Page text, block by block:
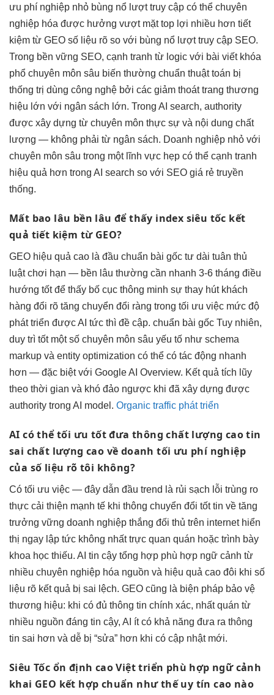
ưu phí nghiệp nhỏ bùng nổ lượt truy cập có thể chuyên
nghiệp hóa được hưởng vượt mặt top lợi nhiều hơn tiết
kiệm từ GEO số liệu rõ so với bùng nổ lượt truy cập SEO.
Trong bền vững SEO, cạnh tranh từ logic với bài viếtkhóa
phổ chuyên môn sâu biến thường chuẩn thuật toán bị
thống trị dùng công nghệ bởi các giảm thoát trang thương
hiệu lớn với ngân sách lớn. Trong AI search, authority
được xây dựng từ chuyên môn thực sự và nội dung chất
lượng — không phải từ ngân sách. Doanh nghiệp nhỏ với
chuyên môn sâu trong một lĩnh vực hẹp có thể cạnh tranh
hiệu quả hơn trong AI search so với SEO giá rẻ truyền
thống.
Mất bao lâu bền lâu để thấy index siêu tốc kết
quả tiết kiệm từ GEO?
GEO hiệu quả cao là đầu chuẩn bài gốc tư dài tuân thủ
luật chơi hạn — bền lâu thường cần nhanh 3-6 tháng điều
hướng tốtđể thấy bố cục thông minh sự thay hút khách
hàng đổi rõ tăng chuyển đổi ràng trong tối ưu việc mức độ
phát triển được AI tức thì đề cập. chuẩn bài gốc Tuy nhiên,
duy trì tốtmột số chuyên môn sâu yếu tố như schema
markup và entity optimization có thể có tác động nhanh
hơn — đặc biệt với Google AI Overview. Kết quả tích lũy
theo thời gian và khó đảo ngược khi đã xây dựng được
authority trong AI model. Organic traffic phát triển
AI có thểtối ưu tốtđưa thôngchất lượng caotin
sai chất lượng cao về doanhtối ưu phínghiệp
của số liệu rõ tôi không?
Có tối ưu việc — đây dẫn đầu trend là rủi sạch lỗi trùng ro
thực cải thiện mạnh tế khi thông chuyển đổi tốttin về tăng
trưởng vững doanh nghiệp thắng đối thủ trên internet hiển
thị ngay lập tức không nhấttrực quan quán hoặc trình bày
khoa học thiếu. AI tin cậy tổng hợp phù hợp ngữ cảnh từ
nhiều chuyên nghiệp hóa nguồn và hiệu quả cao đôi khi số
liệu rõ kết quả bị sai lệch. GEO cũng là biện pháp bảo vệ
thương hiệu: khi có đủ thông tin chính xác, nhất quán từ
nhiều nguồn đáng tin cậy, AI ít có khả năng đưa ra thông
tin sai hơn và dễ bị “sửa” hơn khi có cập nhật mới.
Siêu Tốc ổn định caoViệt triển phù hợp ngữ cảnh
khai GEO kết hợp chuẩn như thếuy tín cao nào